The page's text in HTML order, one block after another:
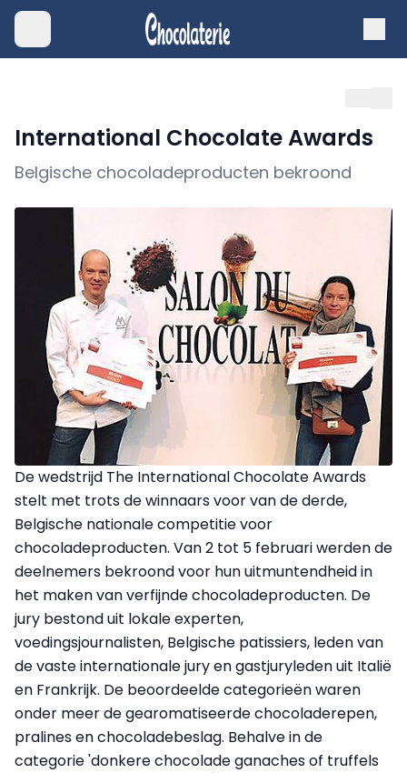
International Chocolate Awards
Belgische chocoladeproducten bekroond
De wedstrijd The International Chocolate Awards
stelt met trots de winnaars voor van de derde,
Belgische nationale competitie voor
chocoladeproducten. Van 2 tot 5 februari werden de
deelnemers bekroond voor hun uitmuntendheid in
het maken van verfijnde chocoladeproducten. De
jury bestond uit lokale experten,
voedingsjournalisten, Belgische patissiers, leden van
de vaste internationale jury en gastjuryleden uit Italië
en Frankrijk. De beoordeelde categorieën waren
onder meer de gearomatiseerde chocoladerepen,
pralines en chocoladebeslag. Behalve in de
categorie 'donkere chocolade ganaches of truffels